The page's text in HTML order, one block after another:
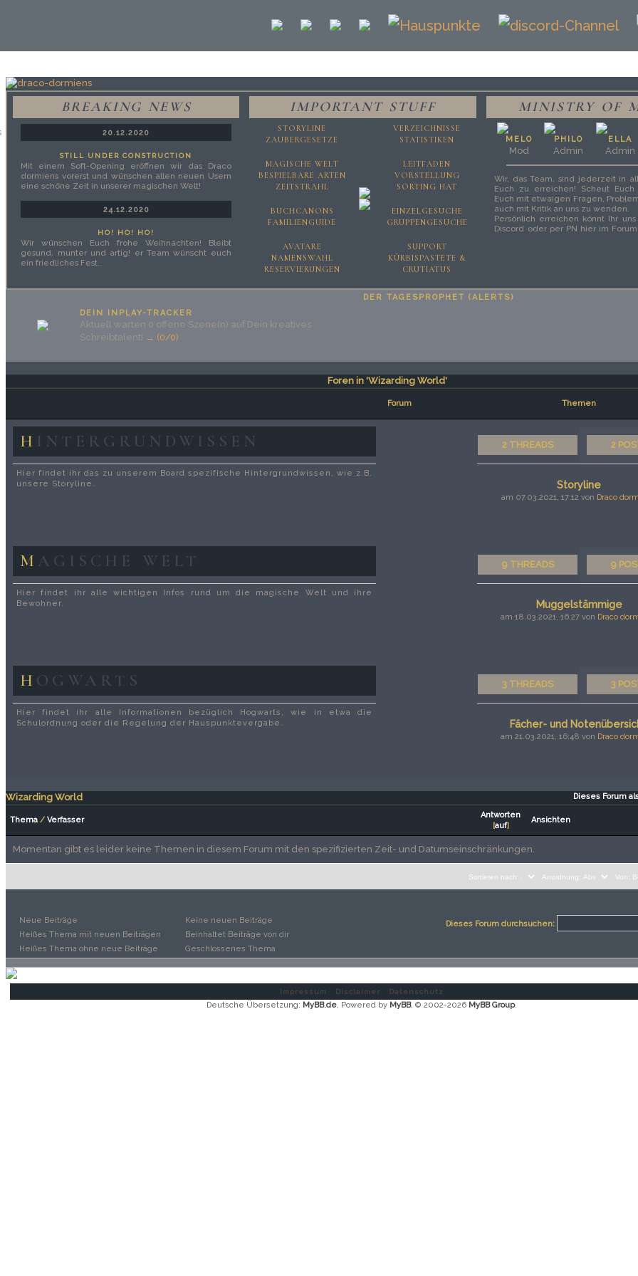
BREAKING NEWS
20.12.2020
STILL UNDER CONSTRUCTION
Mit einem Soft-Opening eröffnen wir das Draco
dormiens vorerst und wünschen allen neuen Usern
eine schöne Zeit in unserer magischen Welt!
24.12.2020
HO! HO! HO!
Wir wünschen Euch frohe Weihnachten! Bleibt
gesund, munter und artig! er Team wünscht euch
ein friedliches Fest..
IMPORTANT STUFF
STORYLINE
ZAUBERGESETZE
MAGISCHE WELT
BESPIELBARE ARTEN
ZEITSTRAHL
BUCHCANONS
FAMILIENGUIDE
AVATARE
NAMENSWAHL
RESERVIERUNGEN
VERZEICHNISSE
STATISTIKEN
LEITFADEN
VORSTELLUNG
SORTING HAT
EINZELGESUCHE
GRUPPENGESUCHE
SUPPORT
KÜRBISPASTETE &
CRUTIATUS
MINISTRY OF
MELO
Mod
PHILO
Admin
ELLA
Admin
Wir, das Team, sind jederzeit in
Euch zu erreichen! Scheut
Euch mit etwaigen Fragen,
auch mit Kritik an uns zu wenden.
Persönlich erreichen könnt Ihr
Discord oder per PN hier im
Teamseite.
DEIN INPLAY-TRACKER
Aktuell warten 0 offene Szene(n) auf Dein kreatives
Schreibtalent! → (0/0)
DER TAGESPROPHET (ALERTS)
Foren in 'Wizarding World'
Forum Themen
HINTERGRUNDWISSEN
Hier findet ihr das zu unserem Board spezifische Hintergrundwissen, wie z.B.
unsere Storyline.
2 THREADS 2
Storyline
am 07.03.2021, 17:12 von Draco
MAGISCHE WELT
Hier findet ihr alle wichtigen Infos rund um die magische Welt und ihre
Bewohner.
9 THREADS 9
Muggelstämmige
am 18.03.2021, 16:27 von Draco
HOGWARTS
Hier findet ihr alle Informationen bezüglich Hogwarts, wie in etwa die
Schulordnung oder die Regelung der Hauspunktevergabe.
3 THREADS 3
Fächer- und
am 21.03.2021, 16:48 von Draco
Dieses Forum
Wizarding World
Thema / Verfasser
Antworten
[auf]
Ansichten
Momentan gibt es leider keine Themen in diesem Forum mit den spezifizierten Zeit- und Datumseinschränkungen.
Neue Beiträge
Heißes Thema mit neuen Beiträgen
Heißes Thema ohne neue Beiträge
Keine neuen Beiträge
Beinhaltet Beiträge von dir
Geschlossenes Thema
Dieses Forum durchsuchen:
Impressum Disclaimer Datenschutz
Deutsche Übersetzung: MyBB.de, Powered by MyBB, © 2002-2026 MyBB Group.